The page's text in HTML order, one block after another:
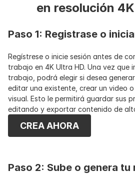
en resolución
Paso 1: Registrase o
Regístrese o inicie sesión antes de
trabajo en 4K Ultra HD. Una vez que
trabajo, podrá elegir si desea generar
editar una existente, crear un video
visual. Esto le permitirá guardar sus
editando y exportar contenido de
CREA AHORA
Paso 2: Sube o genera